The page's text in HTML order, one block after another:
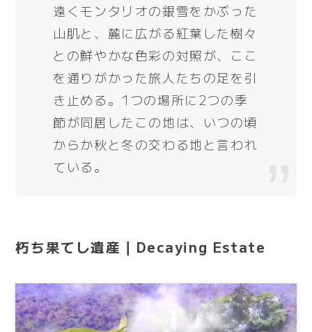
遠くモンタリオの銀雪をかぶった
山肌と、麓に広がる紅葉した樹々
との鮮やかな色彩の対照が、ここ
を通りがかった旅人たちの足を引
き止める。1つの場所に2つの季
節が同居したこの地は、いつの頃
からか秋と冬の交わる地と言われ
ている。
朽ち果てし遺産｜Decaying Estate